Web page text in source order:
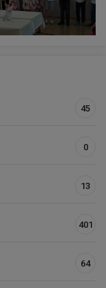
45
0
13
401
64